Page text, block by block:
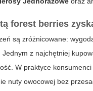
forest berries
są zróżnicowane:
z najchętniej
W praktyce
nuty owocowej bez